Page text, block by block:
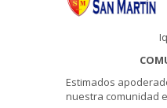
Estimados
nuestra comunidad